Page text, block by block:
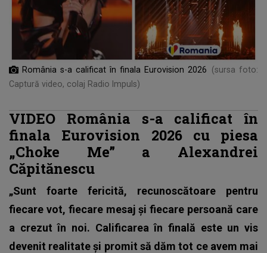
România s-a calificat în finala Eurovision 2026
(sursa foto:
Captură video, colaj Radio Impuls)
VIDEO România s-a calificat în
finala Eurovision 2026 cu piesa
„Choke Me” a Alexandrei
Căpitănescu
„Sunt foarte fericită, recunoscătoare pentru
fiecare vot, fiecare mesaj și fiecare persoană care
a crezut în noi. Calificarea în finală este un vis
devenit realitate și promit să dăm tot ce avem mai